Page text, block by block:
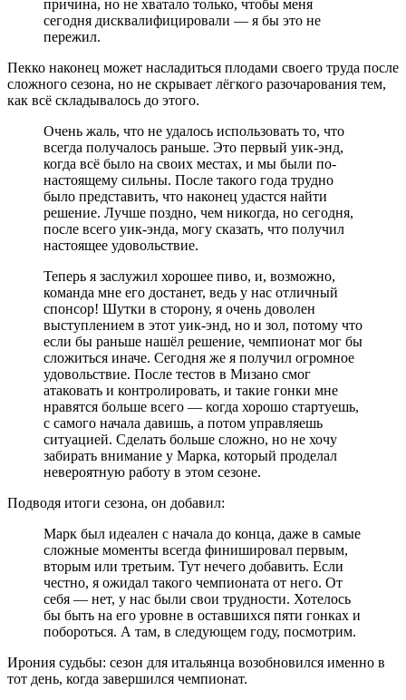
причина, но не хватало только, чтобы меня
сегодня дисквалифицировали — я бы это не
пережил.
Пекко наконец может насладиться плодами своего труда после
сложного сезона, но не скрывает лёгкого разочарования тем,
как всё складывалось до этого.
Очень жаль, что не удалось использовать то, что
всегда получалось раньше. Это первый уик-энд,
когда всё было на своих местах, и мы были по-
настоящему сильны. После такого года трудно
было представить, что наконец удастся найти
решение. Лучше поздно, чем никогда, но сегодня,
после всего уик-энда, могу сказать, что получил
настоящее удовольствие.
Теперь я заслужил хорошее пиво, и, возможно,
команда мне его достанет, ведь у нас отличный
спонсор! Шутки в сторону, я очень доволен
выступлением в этот уик-энд, но и зол, потому что
если бы раньше нашёл решение, чемпионат мог бы
сложиться иначе. Сегодня же я получил огромное
удовольствие. После тестов в Мизано смог
атаковать и контролировать, и такие гонки мне
нравятся больше всего — когда хорошо стартуешь,
с самого начала давишь, а потом управляешь
ситуацией. Сделать больше сложно, но не хочу
забирать внимание у Марка, который проделал
невероятную работу в этом сезоне.
Подводя итоги сезона, он добавил:
Марк был идеален с начала до конца, даже в самые
сложные моменты всегда финишировал первым,
вторым или третьим. Тут нечего добавить. Если
честно, я ожидал такого чемпионата от него. От
себя — нет, у нас были свои трудности. Хотелось
бы быть на его уровне в оставшихся пяти гонках и
побороться. А там, в следующем году, посмотрим.
Ирония судьбы: сезон для итальянца возобновился именно в
тот день, когда завершился чемпионат.